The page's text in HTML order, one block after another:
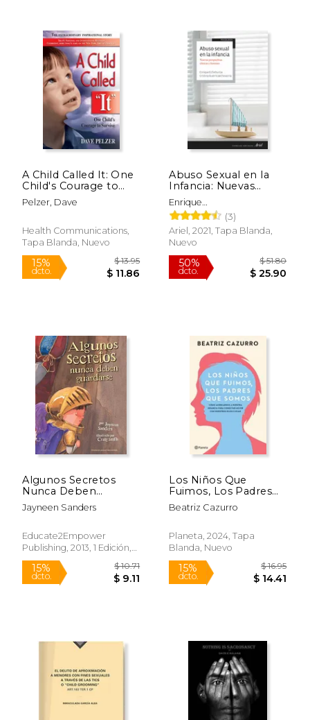
15%
dcto. $ 16.14
50%
dcto.
A Child Called It: One
Child's Courage to
Survive (en Inglés)
Pelzer, Dave
Health Communications,
Tapa Blanda, Nuevo
15%
dcto.
Abuso Sexual en la
Infancia: Nuevas
Perspectivas Clínicas
y Forenses
Enrique
Echebur&Uacute;A;
Cristina
Guerricaechevarria
Estanca
(3)
Ariel, 2021, Tapa Blanda,
Nuevo
50%
dcto.
Algunos Secretos
Nunca Deben
Guardarse
Jayneen Sanders
Educate2Empower
Publishing, 2013, 1 Edición,
Tapa Blanda, Nuevo
Los Niños Que
Fuimos, Los Padres
Que Somos: Cómo
Acercarnos a Nuestra
Conectar Mejor Con
Nuestros Hijos E Hijas
Were,
Beatriz Cazurro
Planeta, 2024, Tapa
Blanda, Nuevo